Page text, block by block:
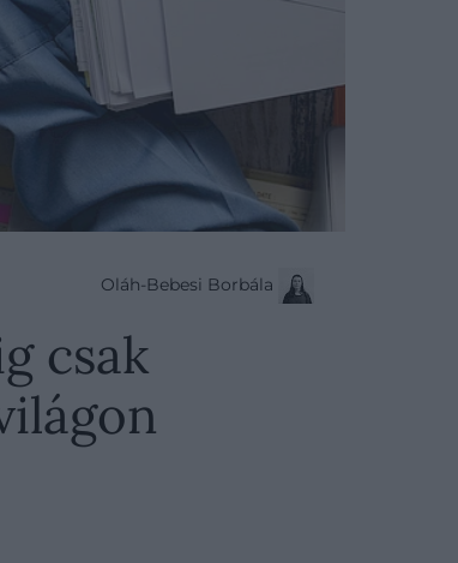
Oláh-Bebesi Borbála
csak